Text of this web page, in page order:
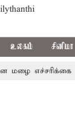
உலகம் சினிமா